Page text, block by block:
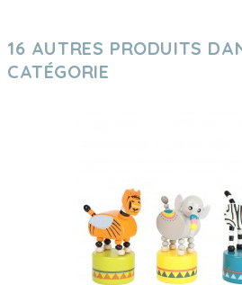
16 AUTRES PRODUITS
CATÉGORIE